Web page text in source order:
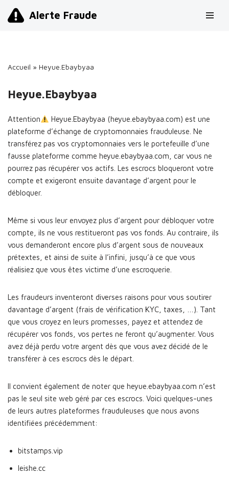
Alerte Fraude
Accueil » Heyue.Ebaybyaa
Heyue.Ebaybyaa
Attention
Heyue.Ebaybyaa (heyue.ebaybyaa.com) est une
plateforme d’échange de cryptomonnaies frauduleuse. Ne
transférez pas vos cryptomonnaies vers le portefeuille d’une
fausse plateforme comme heyue.ebaybyaa.com, car vous ne
pourrez pas récupérer vos actifs. Les escrocs bloqueront votre
compte et exigeront ensuite davantage d’argent pour le
débloquer.
Même si vous leur envoyez plus d’argent pour débloquer votre
compte, ils ne vous restitueront pas vos fonds. Au contraire, ils
vous demanderont encore plus d’argent sous de nouveaux
prétextes, et ainsi de suite à l’infini, jusqu’à ce que vous
réalisiez que vous êtes victime d’une escroquerie.
Les fraudeurs inventeront diverses raisons pour vous soutirer
davantage d’argent (frais de vérification KYC, taxes, …). Tant
que vous croyez en leurs promesses, payez et attendez de
récupérer vos fonds, vos pertes ne feront qu’augmenter. Vous
avez déjà perdu votre argent dès que vous avez décidé de le
transférer à ces escrocs dès le départ.
Il convient également de noter que heyue.ebaybyaa.com n’est
pas le seul site web géré par ces escrocs. Voici quelques-unes
de leurs autres plateformes frauduleuses que nous avons
identifiées précédemment:
bitstamps.vip
leishe.cc